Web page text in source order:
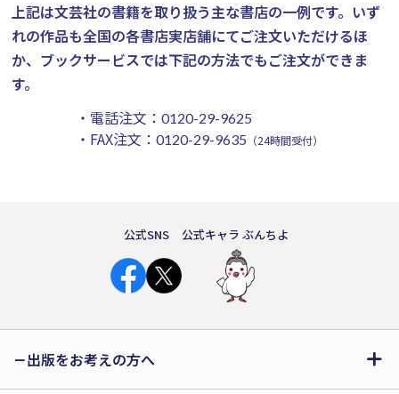
上記は文芸社の書籍を取り扱う主な書店の一例です。 いず
れの作品も全国の各書店実店舗にてご注文いただけるほ
か、ブックサービスでは下記の方法でもご注文ができま
す。
・電話注文： 0120-29-9625
・FAX注文： 0120-29-9635 （24時間受付）
公式SNS 公式キャラ ぶんちよ
出版をお考えの方へ